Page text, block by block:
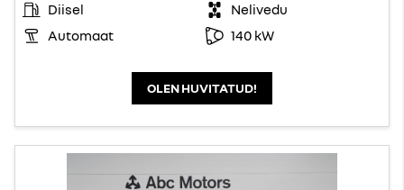
Diisel
Nelivedu
Automaat
140 kW
OLEN HUVITATUD!